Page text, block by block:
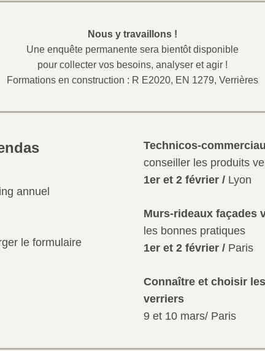
Nous y travaillons !
Une enquête permanente sera bientôt disponible
pour collecter vos besoins, analyser et agir !
Formations en construction : R E2020, EN 1279, Verrières
annuel
le formulaire
Technicos-
conseiller les produits
1er et 2 février / Lyon
Murs-rideaux façades
les bonnes pratiques
1er et 2 février / Paris
Connaître et choisir
verriers
9 et 10 mars/ Paris